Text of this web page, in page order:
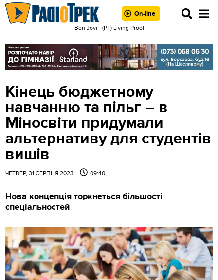
On-line
Bon Jovi - (РТ) Living Proof
Кінець бюджетному
навчанню та пільг – в
Міносвіти придумали
альтернативу для студентів
вишів
ЧЕТВЕР, 31 СЕРПНЯ 2023 09:40
Нова концепція торкнеться більшості
спеціальностей